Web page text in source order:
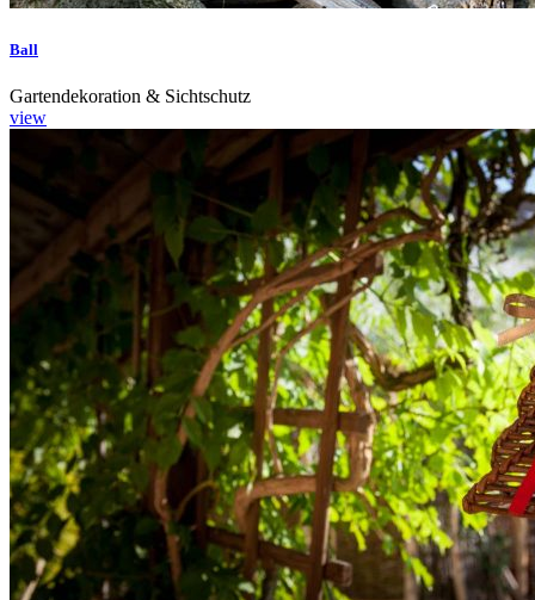
Ball
Gartendekoration & Sichtschutz
view